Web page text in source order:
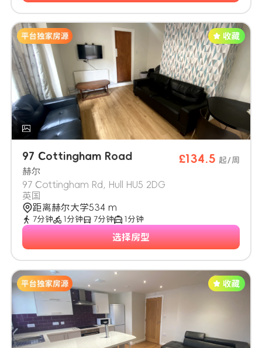
97 Cottingham Road
赫尔
97 Cottingham Rd, Hull HU5 2DG
英国
£134.5 起/周
距离赫尔大学534 m
7分钟 1分钟 7分钟 1分钟
选择房型